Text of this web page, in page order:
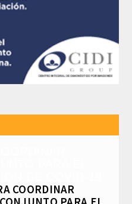
COORDINAR